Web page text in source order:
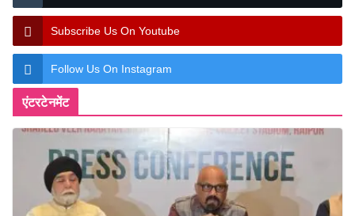
Subscribe Us On Youtube
Follow Us On Instagram
एंटरटेनमेंट